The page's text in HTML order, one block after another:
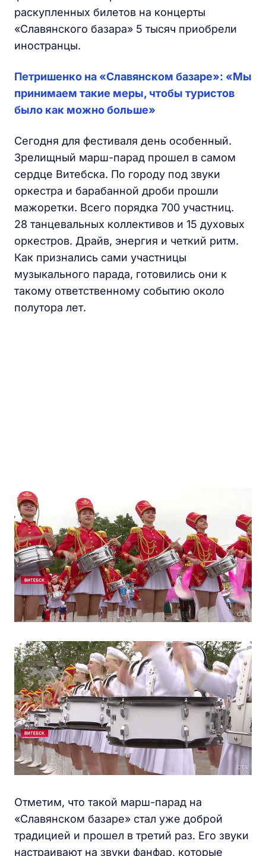
раскупленных билетов на концерты
«Славянского базара» 5 тысяч приобрели
иностранцы.
Петришенко на «Славянском базаре»: «Мы
принимаем такие меры, чтобы туристов
было как можно больше»
Сегодня для фестиваля день особенный.
Зрелищный марш-парад прошел в самом
сердце Витебска. По городу под звуки
оркестра и барабанной дроби прошли
мажоретки. Всего порядка 700 участниц.
28 танцевальных коллективов и 15 духовых
оркестров. Драйв, энергия и четкий ритм.
Как признались сами участницы
музыкального парада, готовились они к
такому ответственному событию около
полутора лет.
Отметим, что такой марш-парад на
«Славянском базаре» стал уже доброй
традицией и прошел в третий раз. Его звуки
настраивают на звуки фанфар, которые